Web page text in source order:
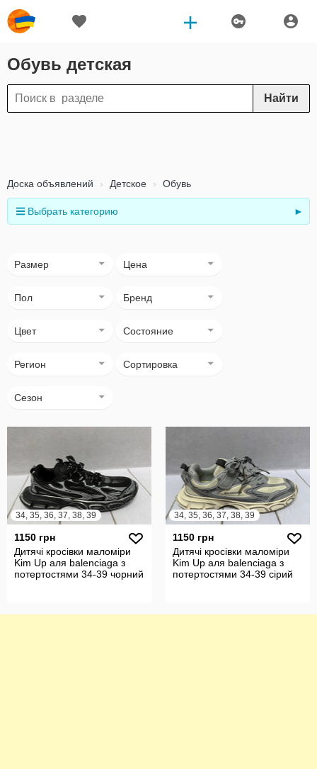
Обувь детская
Найти
Доска объявлений Детское Обувь
Выбрать категорию ►
Размер Цена
Пол Бренд
Цвет Состояние
Регион Сортировка
Сезон
34, 35, 36, 37, 38, 39
1150 грн
Дитячі кросівки маломіри
Kim Up аля balenciaga з
потертостями 34-39 чорний
34, 35, 36, 37, 38, 39
1150 грн
Дитячі кросівки маломіри
Kim Up аля balenciaga з
потертостями 34-39 сірий